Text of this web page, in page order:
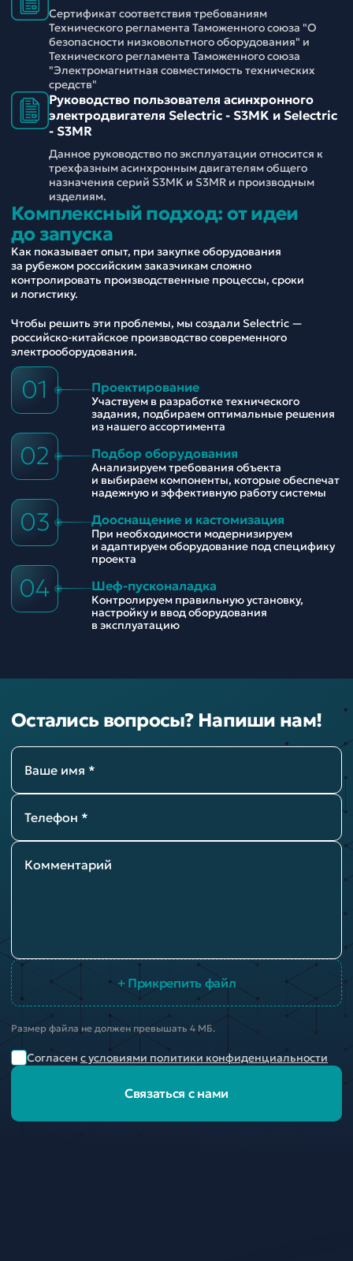
Сертификат соответствия требованиям
Технического регламента Таможенного союза "О
безопасности низковольтного оборудования" и
Технического регламента Таможенного союза
"Электромагнитная совместимость технических
средств"
Руководство пользователя асинхронного
электродвигателя Selectric - S3MK и Selectric
- S3MR
Данное руководство по эксплуатации относится к
трехфазным асинхронным двигателям общего
назначения серий S3MK и S3MR и производным
изделиям.
Комплексный подход: от идеи
до запуска
Как показывает опыт, при закупке оборудования
за рубежом российским заказчикам сложно
контролировать производственные процессы, сроки
и логистику.
Чтобы решить эти проблемы, мы создали Selectric —
российско-китайское производство современного
электрооборудования.
01 Проектирование
Участвуем в разработке технического
задания, подбираем оптимальные решения
из нашего ассортимента
02 Подбор оборудования
Анализируем требования объекта
и выбираем компоненты, которые обеспечат
надежную и эффективную работу системы
03 Дооснащение и кастомизация
При необходимости модернизируем
и адаптируем оборудование под специфику
проекта
04 Шеф-пусконаладка
Контролируем правильную установку,
настройку и ввод оборудования
в эксплуатацию
Остались вопросы? Напиши нам!
Ваше имя *
Телефон *
Комментарий
+ Прикрепить файл
Размер файла не должен превышать 4 МБ.
Согласен с условиями политики конфиденциальности
Связаться с нами